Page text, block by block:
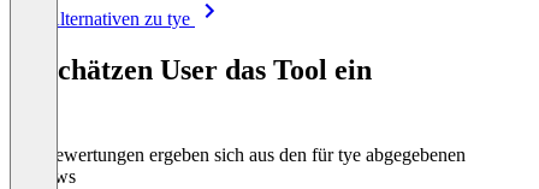
Alle Alternativen zu tye
So schätzen User das Tool ein
Die Bewertungen ergeben sich aus den für tye abgegebenen
Reviews